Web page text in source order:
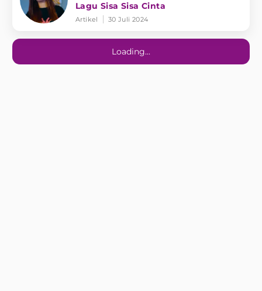
Lagu Sisa Sisa Cinta
Artikel 30 Juli 2024
Loading...